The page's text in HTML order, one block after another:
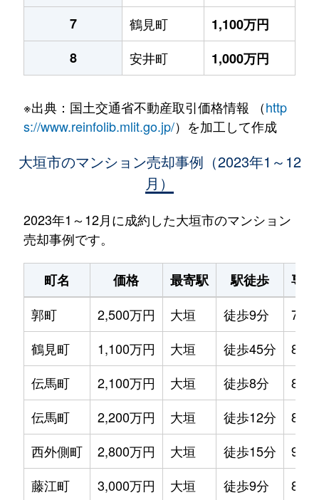
7
鶴見町
1,100万円
8
安井町 1,000万円
※出典：国土交通省不動産取引価格情報 （http
s://www.reinfolib.mlit.go.jp/）を加工して作成
大垣市のマンション売却事例（2023年1～12
月）
2023年1～12月に成約した大垣市のマンション
売却事例です。
町名 価格 最寄駅 駅徒歩
専
郭町
2,500万円 大垣 徒歩9分
鶴見町
1,100万円 大垣 徒歩45分
伝馬町
2,100万円 大垣 徒歩8分
伝馬町
2,200万円 大垣 徒歩12分
西外側町
2,800万円 大垣 徒歩15分
藤江町
3,000万円 大垣 徒歩9分